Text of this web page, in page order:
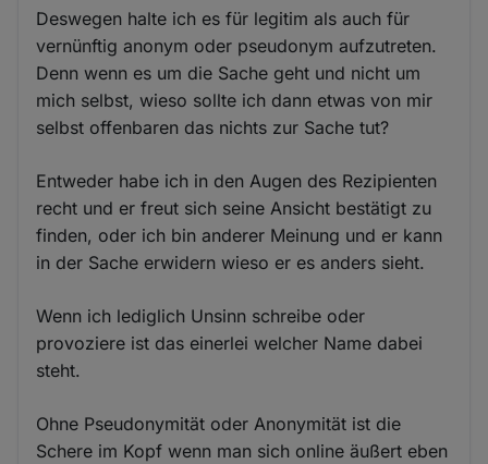
Deswegen halte ich es für legitim als auch für
vernünftig anonym oder pseudonym aufzutreten.
Denn wenn es um die Sache geht und nicht um
mich selbst, wieso sollte ich dann etwas von mir
selbst offenbaren das nichts zur Sache tut?
Entweder habe ich in den Augen des Rezipienten
recht und er freut sich seine Ansicht bestätigt zu
finden, oder ich bin anderer Meinung und er kann
in der Sache erwidern wieso er es anders sieht.
Wenn ich lediglich Unsinn schreibe oder
provoziere ist das einerlei welcher Name dabei
steht.
Ohne Pseudonymität oder Anonymität ist die
Schere im Kopf wenn man sich online äußert eben